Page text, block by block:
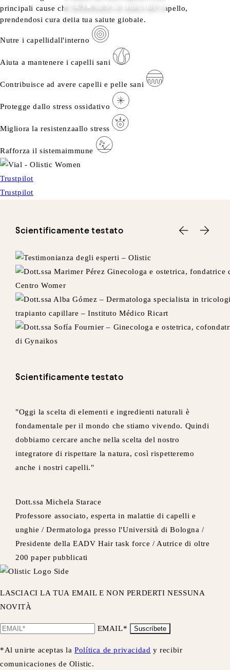
4.3★ su 5 su Trustpilot
principali cause che influenzano la salute del capello,
prendendosi cura della tua salute globale.
Nutre i capellidall'interno
Aiuta a mantenere i capelli sani
Contribuisce ad avere capelli e pelle sani
Protegge dallo stress ossidativo
Migliora la resistenzaallo stress
Rafforza il sistemaimmune
Trustpilot
Trustpilot
Scientificamente testato
Scientificamente testato
"Oggi la scelta di elementi e ingredienti naturali è
fondamentale per il mondo che stiamo vivendo. Quindi
dobbiamo cercare anche nella scelta del nostro
integratore di rispettare la natura, così rispetteremo
anche i nostri capelli."
Dott.ssa Michela Starace
Professore associato, esperta in malattie di capelli e
unghie / Dermatologa presso l'Università di Bologna /
Presidente della EADV Hair task force / Autrice di oltre
200 paper pubblicati
LASCIACI LA TUA EMAIL E NON PERDERTI NESSUNA
NOVITÀ
EMAIL* Suscríbete
*Al unirte aceptas laPolítica de privacidad y recibir
comunicaciones de Olistic.